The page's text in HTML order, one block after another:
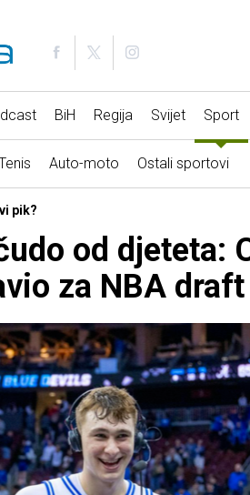
BiH Regija Svijet Sport
Auto-moto Ostali sportovi
pik?
od djeteta:
za NBA